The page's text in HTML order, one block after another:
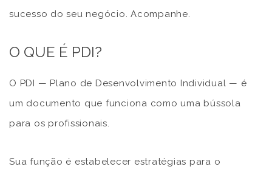
sucesso do seu negócio. Acompanhe.
O QUE É PDI?
O PDI — Plano de Desenvolvimento Individual — é
um documento que funciona como uma bússola
para os profissionais.
Sua função é estabelecer estratégias para o